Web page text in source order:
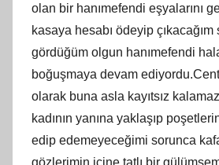
olan bir hanımefendi eşyalarını
kasaya hesabı ödeyip
gördüğüm olgun hanımefendi
boğuşmaya devam
olarak buna asla kayıtsız
kadının yanına yaklaşıp
edip edemeyeceğimi sorunca
gözlerimin içine tatlı bir